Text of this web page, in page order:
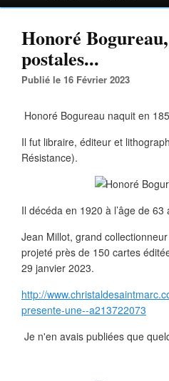
Honoré
postales...
Publié le 16 Février 2023
Honoré Bogureau naquit en
Il fut libraire, éditeur et
Résistance).
Il décéda en 1920 à l’âge de 63
Jean Millot, grand
projeté près de 150 cartes
29 janvier 2023.
http://
presente-une--a213722073
Je n'en avais publiées que